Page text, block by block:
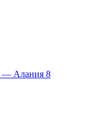
— Алания 8